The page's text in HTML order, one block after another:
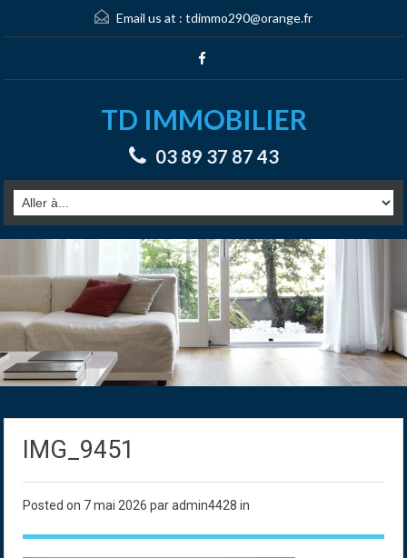
Email us at : tdimmo290@orange.fr
TD IMMOBILIER
03 89 37 87 43
IMG_9451
Posted on 7 mai 2026 par admin4428 in